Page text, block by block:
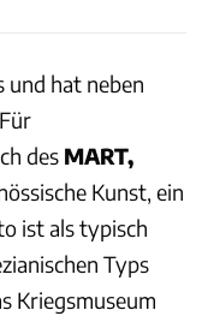
und hat neben
des MART,
Kunst, ein
ist als typisch
Typs
Kriegsmuseum